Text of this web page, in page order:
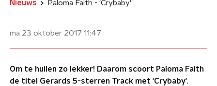
Nieuws Paloma Faith - 'Crybaby'
ma 23 oktober 2017 11:47
Om te huilen zo lekker! Daarom scoort Paloma Faith
de titel Gerards 5-sterren Track met 'Crybaby'.